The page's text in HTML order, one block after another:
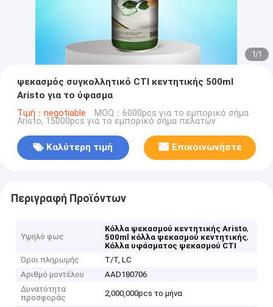
1/1
ψεκασμός συγκολλητικό CTI κεντητικής 500ml
Aristo για το ύφασμα
Τιμή：negotiable MOQ：6000pcs για το εμπορικό σήμα
Aristo, 15000pcs για το εμπορικό σήμα πελατών
Καλύτερη τιμή Επικοινωνήστε
Περιγραφή Προϊόντων
Υψηλό φως
Κόλλα ψεκασμού κεντητικής Aristo,
500ml κόλλα ψεκασμού κεντητικής,
Κόλλα υφάσματος ψεκασμού CTI
Όροι πληρωμής
T/T, LC
Αριθμό μοντέλου
AAD180706
Δυνατότητα
προσφοράς
2,000,000pcs το μήνα